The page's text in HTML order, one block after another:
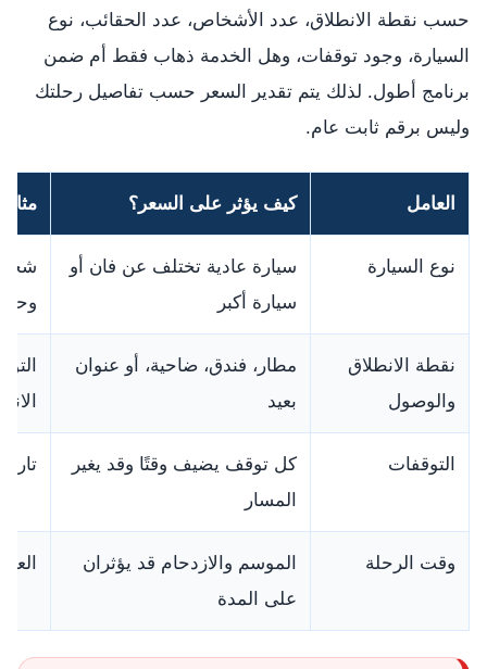
حسب نقطة الانطلاق، عدد الأشخاص، عدد الحقائب، نوع
السيارة، وجود توقفات، وهل الخدمة ذهاب فقط أم ضمن
برنامج أطول. لذلك يتم تقدير السعر حسب تفاصيل رحلتك
وليس برقم ثابت عام.
العامل كيف يؤثر على السعر؟
نوع السيارة
سيارة عادية تختلف عن فان أو
سيارة أكبر
نقطة الانطلاق
والوصول
مطار، فندق، ضاحية، أو عنوان
بعيد
التوقفات
كل توقف يضيف وقتًا وقد يغير
المسار
وقت الرحلة
الموسم والازدحام قد يؤثران
على المدة